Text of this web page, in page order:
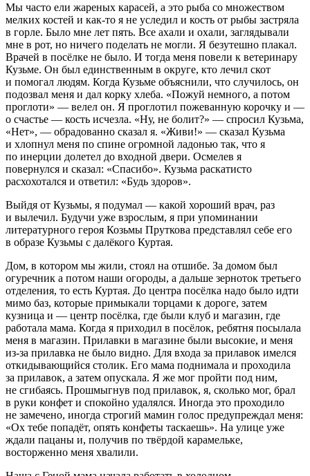
Мы часто ели жареных карасей, а это рыба со множеством
мелких костей и как-то я не уследил и кость от рыбы застряла
в горле. Было мне лет пять. Все ахали и охали, заглядывали
мне в рот, но ничего поделать не могли. Я безутешно плакал.
Врачей в посёлке не было. И тогда меня повели к ветеринару
Кузьме. Он был единственным в округе, кто лечил скот
и помогал людям. Когда Кузьме объяснили, что случилось, он
подозвал меня и дал корку хлеба. «Пожуй немного, а потом
проглоти» — велел он. Я проглотил пожеванную корочку и —
о счастье — кость исчезла. «Ну, не болит?» — спросил Кузьма,
«Нет», — обрадованно сказал я. «Живи!» — сказал Кузьма
и хлопнул меня по спине огромной ладонью так, что я
по инерции долетел до входной двери. Осмелев я
повернулся и сказал: «Спасибо». Кузьма раскатисто
расхохотался и ответил: «Будь здоров».
Выйдя от Кузьмы, я подумал — какой хороший врач, раз
и вылечил. Будучи уже взрослым, я при упоминании
литературного героя Козьмы Пруткова представлял себе его
в образе Кузьмы с далёкого Куртая.
Дом, в котором мы жили, стоял на отшибе. За домом был
огуречник а потом наши огороды, а дальше зерноток третьего
отделения, то есть Куртая. До центра посёлка надо было идти
мимо баз, которые примыкали торцами к дороге, затем
кузница и — центр посёлка, где были клуб и магазин, где
работала мама. Когда я приходил в посёлок, ребятня посылала
меня в магазин. Прилавки в магазине были высокие, и меня
из-за прилавка не было видно. Для входа за прилавок имелся
откидывающийся столик. Его мама поднимала и проходила
за прилавок, а затем опускала. Я же мог пройти под ним,
не сгибаясь. Прошмыгнув под прилавок, я, сколько мог, брал
в руки конфет и спокойно удалялся. Иногда это проходило
не замечено, иногда строгий мамин голос предупреждал меня:
«Ох тебе попадёт, опять конфеты таскаешь». На улице уже
ждали пацаны и, получив по твёрдой карамельке,
восторженно меня хвалили.